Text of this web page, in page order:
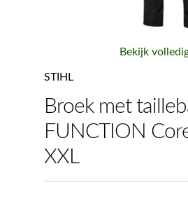
Bekijk
STIHL
Broek met
FUNCTION
XXL